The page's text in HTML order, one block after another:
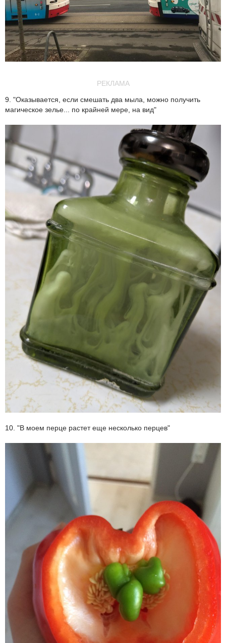
РЕКЛАМА
9. "Оказывается, если смешать два мыла, можно получить
магическое зелье... по крайней мере, на вид"
10. "В моем перце растет еще несколько перцев"